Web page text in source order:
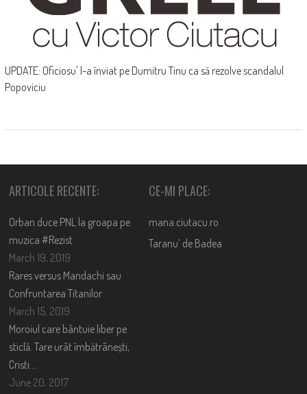
UPDATE: Oficiosu' l-a înviat pe Dumitru Tinu ca să rezolve scandalul
Popoviciu
ARTICOLE RECENTE:
Orban duce PNL la groapa pe
muzica #Rezist
March 19, 2019
Rares versus Mandachi sau
Confruntarea Titanilor
March 15, 2019
Moroiul care bântuie liber pe
sticlă. Tare urât îmbătrânești,
Cristi….
June 20, 2017
CE-MI PLACE:
mana.ciutacu.ro
Taranu’ de Badea